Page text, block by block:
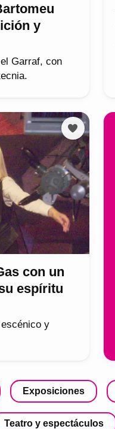
y
Garraf, con
con un
espíritu
y
Exposiciones
Teatro y espectáculos